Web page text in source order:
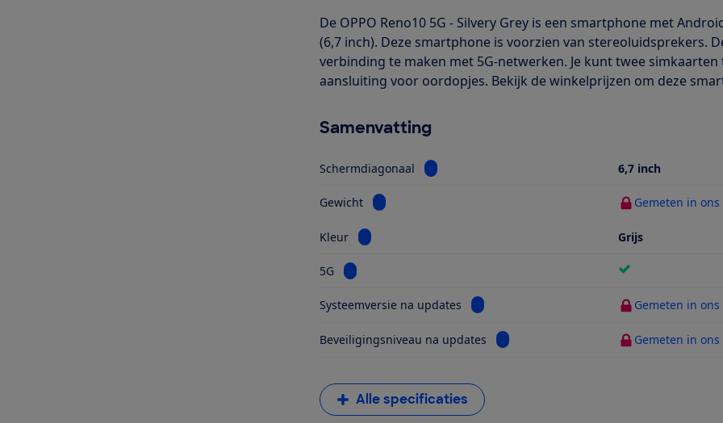
De OPPO Reno10 5G - Silvery Grey is een smartphone met
(6,7 inch). Deze smartphone is voorzien van stereoluidsprekers.
verbinding te maken met 5G-netwerken. Je kunt twee
aansluiting voor oordopjes. Bekijk de winkelprijzen om deze
Samenvatting
Schermdiagonaal Bekijk informatie voor Schermdiagonaal6,7 inch
Gewicht Bekijk informatie voor Gewicht Gemeten in
Kleur Bekijk informatie voor Kleur Grijs
5G Bekijk informatie voor 5G
Systeemversie na updates Bekijk informatie voor Systeemversie na
Gemeten in
Beveiligingsniveau na updates Bekijk informatie voor Gemeten in
Alle specificaties